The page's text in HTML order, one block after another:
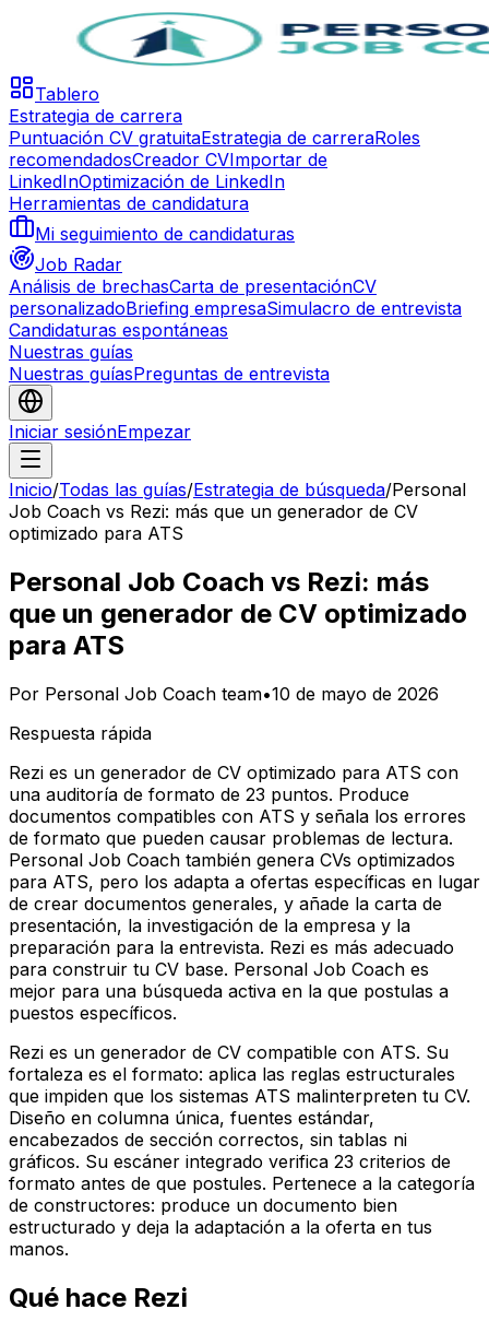
Tablero
Estrategia de carrera
Puntuación CV gratuitaEstrategia de carreraRoles
recomendadosCreador CVImportar de
LinkedInOptimización de LinkedIn
Herramientas de candidatura
Mi seguimiento de candidaturas
Job Radar
Análisis de brechasCarta de presentaciónCV
personalizadoBriefing empresaSimulacro de entrevista
Candidaturas espontáneas
Nuestras guías
Nuestras guíasPreguntas de entrevista
Iniciar sesiónEmpezar
Inicio/Todas las guías/Estrategia de búsqueda/Personal
Job Coach vs Rezi: más que un generador de CV
optimizado para ATS
Personal Job Coach vs Rezi: más
que un generador de CV optimizado
para ATS
Por Personal Job Coach team•10 de mayo de 2026
Respuesta rápida
Rezi es un generador de CV optimizado para ATS con
una auditoría de formato de 23 puntos. Produce
documentos compatibles con ATS y señala los errores
de formato que pueden causar problemas de lectura.
Personal Job Coach también genera CVs optimizados
para ATS, pero los adapta a ofertas específicas en lugar
de crear documentos generales, y añade la carta de
presentación, la investigación de la empresa y la
preparación para la entrevista. Rezi es más adecuado
para construir tu CV base. Personal Job Coach es
mejor para una búsqueda activa en la que postulas a
puestos específicos.
Rezi es un generador de CV compatible con ATS. Su
fortaleza es el formato: aplica las reglas estructurales
que impiden que los sistemas ATS malinterpreten tu CV.
Diseño en columna única, fuentes estándar,
encabezados de sección correctos, sin tablas ni
gráficos. Su escáner integrado verifica 23 criterios de
formato antes de que postules. Pertenece a la categoría
de constructores: produce un documento bien
estructurado y deja la adaptación a la oferta en tus
manos.
Qué hace Rezi